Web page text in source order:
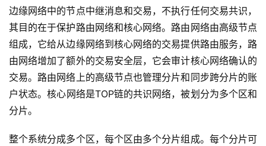
边缘网络中的节点中继消息和交易，不执行任何交易共识，
其目的在于保护路由网络和核心网络。路由网络由高级节点
组成，它给从边缘网络到核心网络的交易提供路由服务，路
由网络增加了额外的交易安全层，它会审计核心网络确认的
交易。路由网络上的高级节点也管理分片和同步跨分片的账
户状态。核心网络是TOP链的共识网络，被划分为多个区和
分片。
整个系统分成多个区，每个区由多个分片组成。每个分片可